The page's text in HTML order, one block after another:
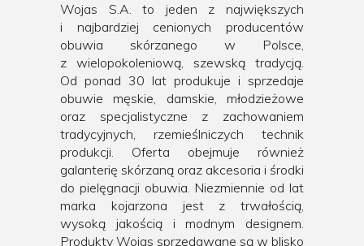
Wojas S.A. to jeden z największych
i najbardziej cenionych producentów
obuwia skórzanego w Polsce,
z wielopokoleniową, szewską tradycją.
Od ponad 30 lat produkuje i sprzedaje
obuwie męskie, damskie, młodzieżowe
oraz specjalistyczne z zachowaniem
tradycyjnych, rzemieślniczych technik
produkcji. Oferta obejmuje również
galanterię skórzaną oraz akcesoria i środki
do pielęgnacji obuwia. Niezmiennie od lat
marka kojarzona jest z trwałością,
wysoką jakością i modnym designem.
Produkty Wojas sprzedawane są w blisko